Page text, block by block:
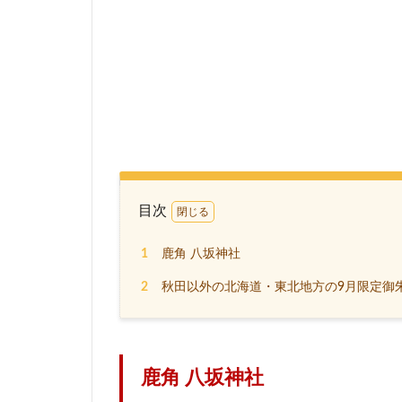
目次
1 鹿角 八坂神社
2 秋田以外の北海道・東北地方の9月限定御
鹿角 八坂神社